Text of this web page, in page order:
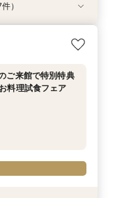
少人数会食プラン＆
心♪ソファでゆっ
ディングフェア★試
準備が丸わか
試食+見積+相談を
90分の相談会★お
き♪
ご来館で特別特典
料理試食フェア
）
ご来館で特別特典
料理試食フェア